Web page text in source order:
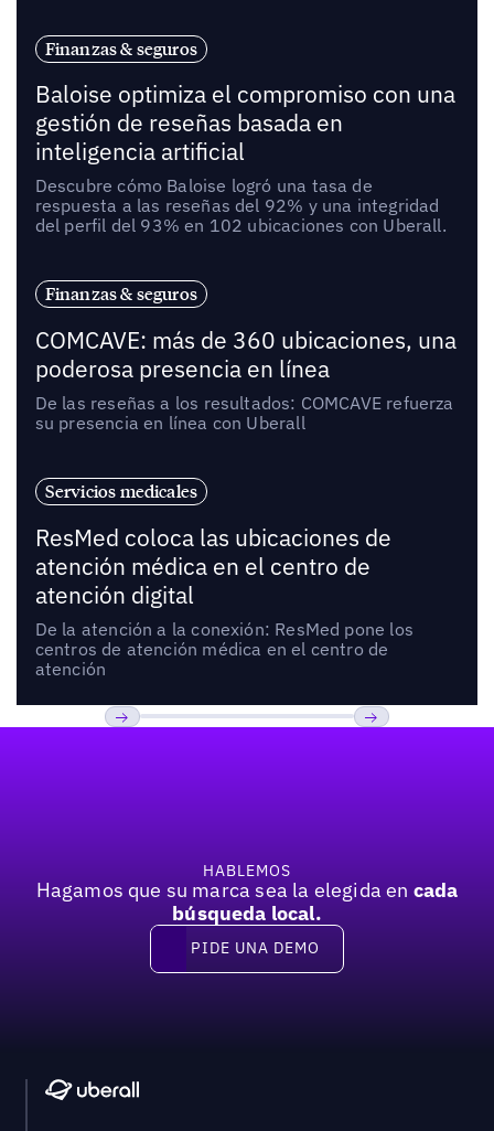
Finanzas & seguros
Baloise optimiza el compromiso con una
gestión de reseñas basada en
inteligencia artificial
Descubre cómo Baloise logró una tasa de
respuesta a las reseñas del 92% y una integridad
del perfil del 93% en 102 ubicaciones con Uberall.
Finanzas & seguros
COMCAVE: más de 360 ubicaciones, una
poderosa presencia en línea
De las reseñas a los resultados: COMCAVE refuerza
su presencia en línea con Uberall
Servicios medicales
ResMed coloca las ubicaciones de
atención médica en el centro de
atención digital
De la atención a la conexión: ResMed pone los
centros de atención médica en el centro de
atención
HABLEMOS
Hagamos que su marca sea la elegida en cada
búsqueda local.
Pide una demo
PIDE UNA DEMO